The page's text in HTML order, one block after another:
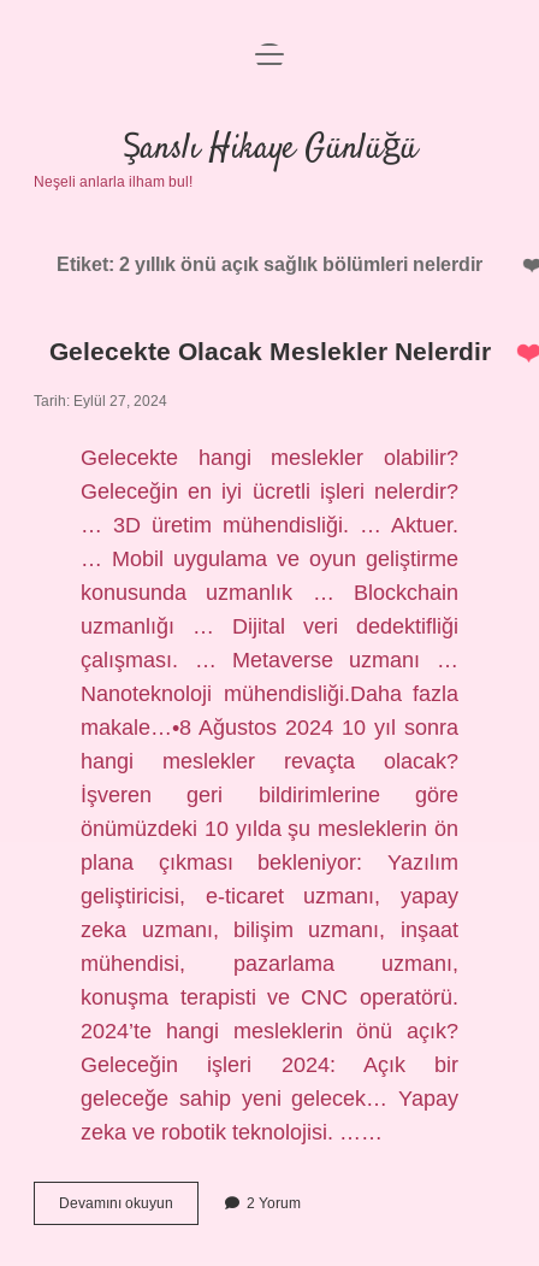
Anasayfa
Gizlilik Politikası
menüyü
Şanslı Hikaye Günlüğü
Neşeli anlarla ilham bul!
Etiket: 2 yıllık önü açık sağlık bölümleri nelerdir
Gelecekte Olacak Meslekler Nelerdir
Tarih: Eylül 27, 2024
Gelecekte hangi meslekler olabilir?
Geleceğin en iyi ücretli işleri nelerdir?
… 3D üretim mühendisliği. … Aktuer.
… Mobil uygulama ve oyun geliştirme
konusunda uzmanlık … Blockchain
uzmanlığı … Dijital veri dedektifliği
çalışması. … Metaverse uzmanı …
Nanoteknoloji mühendisliği.Daha fazla
makale…•8 Ağustos 2024 10 yıl sonra
hangi meslekler revaçta olacak?
İşveren geri bildirimlerine göre
önümüzdeki 10 yılda şu mesleklerin ön
plana çıkması bekleniyor: Yazılım
geliştiricisi, e-ticaret uzmanı, yapay
zeka uzmanı, bilişim uzmanı, inşaat
mühendisi, pazarlama uzmanı,
konuşma terapisti ve CNC operatörü.
2024’te hangi mesleklerin önü açık?
Geleceğin işleri 2024: Açık bir
geleceğe sahip yeni gelecek… Yapay
zeka ve robotik teknolojisi. ……
Devamını okuyun Gelecekte
Olacak
2 Yorum